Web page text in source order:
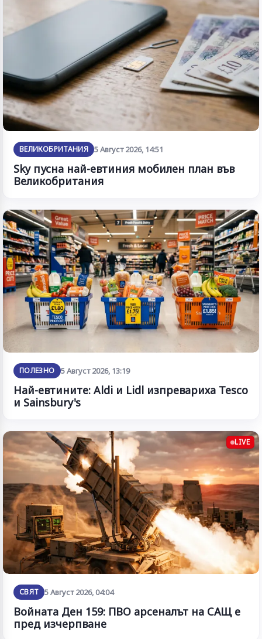
ВЕЛИКОБРИТАНИЯ 5 Август 2026, 14:51
Sky пусна най-евтиния мобилен план във
Великобритания
ПОЛЕЗНО 5 Август 2026, 13:19
Най-евтините: Aldi и Lidl изпревариха Tesco
и Sainsbury's
LIVE
СВЯТ 5 Август 2026, 04:04
Войната Ден 159: ПВО арсеналът на САЩ е
пред изчерпване